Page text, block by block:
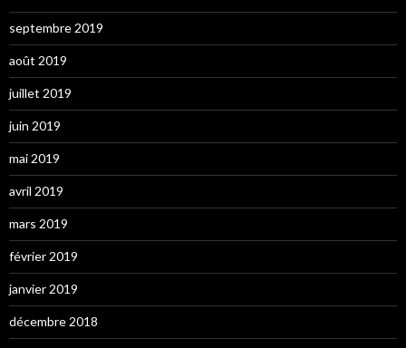
septembre 2019
août 2019
juillet 2019
juin 2019
mai 2019
avril 2019
mars 2019
février 2019
janvier 2019
décembre 2018